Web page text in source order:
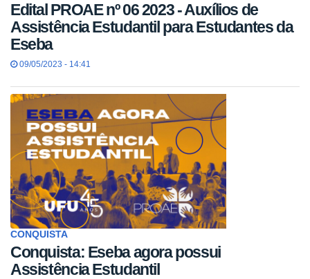
Edital PROAE nº 06 2023 - Auxílios de
Assistência Estudantil para Estudantes da
Eseba
09/05/2023 - 14:41
CONQUISTA
Conquista: Eseba agora possui
Assistência Estudantil